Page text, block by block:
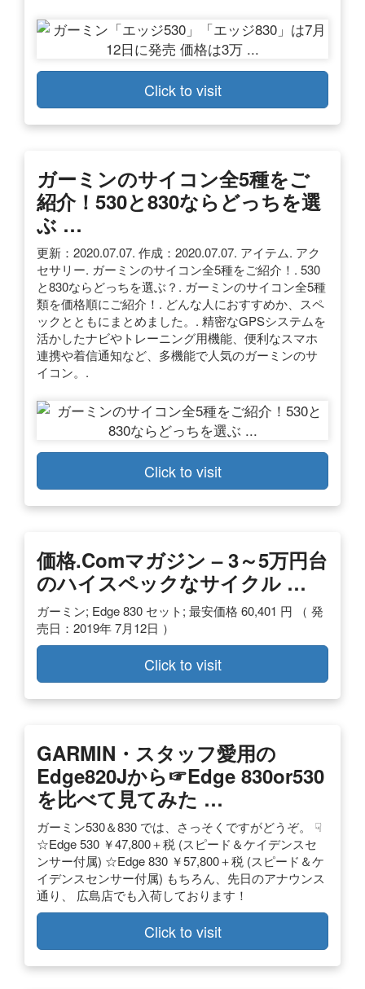
Click to visit
ガーミンのサイコン全5種をご
紹介！530と830ならどっちを選
ぶ …
更新：2020.07.07. 作成：2020.07.07. アイテム. アク
セサリー. ガーミンのサイコン全5種をご紹介！. 530
と830ならどっちを選ぶ？. ガーミンのサイコン全5種
類を価格順にご紹介！. どんな人におすすめか、スペ
ックとともにまとめました。. 精密なGPSシステムを
活かしたナビやトレーニング用機能、便利なスマホ
連携や着信通知など、多機能で人気のガーミンのサ
イコン。.
Click to visit
価格.comマガジン – 3～5万円台
のハイスペックなサイクル …
ガーミン; Edge 830 セット; 最安価格 60,401 円 （ 発
売日：2019年 7月12日 ）
Click to visit
GARMIN・スタッフ愛用の
Edge820Jから☞Edge 830or530
を比べて見てみた …
ガーミン530＆830 では、さっそくですがどうぞ。 ☟
☆Edge 530 ￥47,800＋税 (スピード＆ケイデンスセ
ンサー付属) ☆Edge 830 ￥57,800＋税 (スピード＆ケ
イデンスセンサー付属) もちろん、先日のアナウンス
通り、 広島店でも入荷しております！
Click to visit